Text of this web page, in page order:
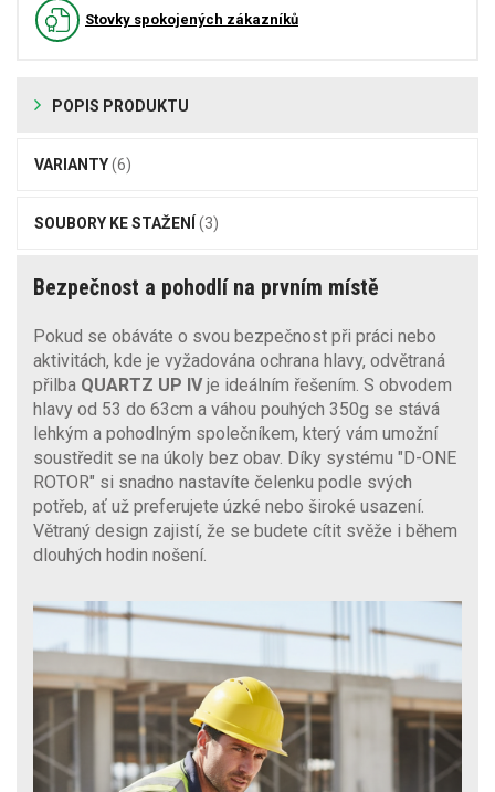
Stovky spokojených zákazníků
POPIS PRODUKTU
VARIANTY(6)
SOUBORY KE STAŽENÍ (3)
Bezpečnost a pohodlí na prvním místě
Pokud se obáváte o svou bezpečnost při práci nebo
aktivitách, kde je vyžadována ochrana hlavy, odvětraná
přilba QUARTZ UP IVje ideálním řešením. S obvodem
hlavy od 53 do 63cm a váhou pouhých 350g se stává
lehkým a pohodlným společníkem, který vám umožní
soustředit se na úkoly bez obav. Díky systému "D-ONE
ROTOR" si snadno nastavíte čelenku podle svých
potřeb, ať už preferujete úzké nebo široké usazení.
Větraný design zajistí, že se budete cítit svěže i během
dlouhých hodin nošení.